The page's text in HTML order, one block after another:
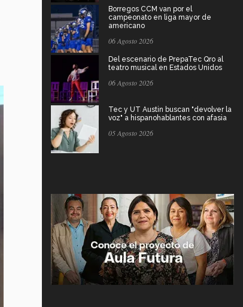
Borregos CCM van por el
campeonato en liga mayor de
americano
06 Agosto 2026
Del escenario de PrepaTec Qro al
teatro musical en Estados Unidos
06 Agosto 2026
Tec y UT Austin buscan "devolver la
voz" a hispanohablantes con afasia
05 Agosto 2026